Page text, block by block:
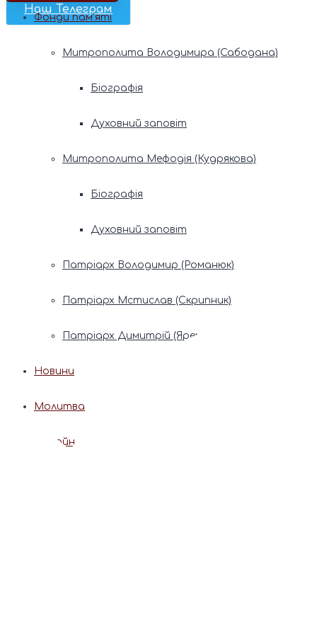
Наш Телеграм
Фонди пам’яті
Митрополита Володимира (Сабодана)
Біографія
Духовний заповіт
Митрополита Мефодія (Кудрякова)
Біографія
Духовний заповіт
Патріарх Володимир (Романюк)
Патріарх Мстислав (Скрипник)
Патріарх Димитрій (Ярема)
Новини
Молитва
Онлайн послуги